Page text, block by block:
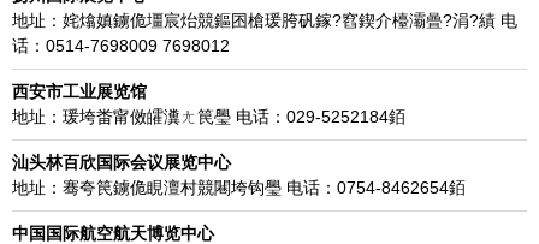
地址：姹熻嫃鐪佹壃宸炲競鏂囨槍瑗胯矾鎵?窞鍥介檯灞曡?涓?績 电
话：0514-7698009 7698012
西安市工业展览馆
地址：瑗垮畨甯傚皬瀵ㄤ笢璺 电话：029-5252184銆
汕头林百欣国际会议展览中心
地址：骞夸笢鐪佹睍澶村競闀垮钩璺 电话：0754-8462654銆
中国国际航空航天博览中心